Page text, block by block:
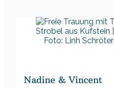
Foto: Linh Schröter|
Nadine & Vincent